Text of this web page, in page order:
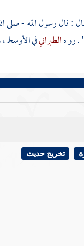
: قال رسول الله - صلى
" . رواهالطبرانيفي الأوسط ،
تخريج حديث